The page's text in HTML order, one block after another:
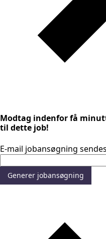
Modtag indenfor få
til dette job!
E-mail jobansøgning
Generer jobansøgning